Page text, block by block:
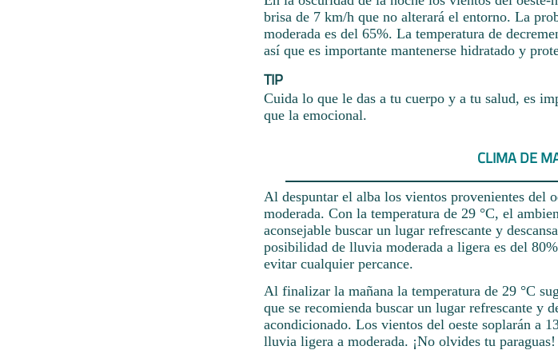
brisa de 7 km/h que no alterará el entorno. La
moderada es del 65%. La temperatura de
así que es importante mantenerse hidratado y
TIP
Cuida lo que le das a tu cuerpo y a tu salud, es
que la emocional.
CLIMA DE
Al despuntar el alba los vientos provenientes del
moderada. Con la temperatura de 29 °C, el
aconsejable buscar un lugar refrescante y
posibilidad de lluvia moderada a ligera es del
evitar cualquier percance.
Al finalizar la mañana la temperatura de 29 °C
que se recomienda buscar un lugar refrescante y
acondicionado. Los vientos del oeste soplarán a
lluvia ligera a moderada. ¡No olvides tu paraguas!